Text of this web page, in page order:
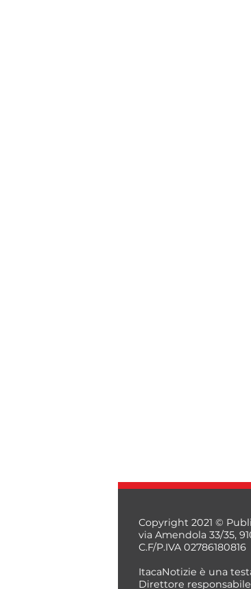
Copyright 2021 ©
via Amendola 33/35,
C.F/P.IVA 02786180816
ItacaNotizie è una
Direttore